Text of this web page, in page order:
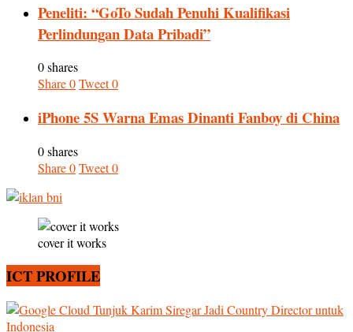
Peneliti: “GoTo Sudah Penuhi Kualifikasi
Perlindungan Data Pribadi”
0 shares
Share0Tweet0
iPhone 5S Warna Emas Dinanti Fanboy di China
0 shares
Share0Tweet0
cover it works
ICT PROFILE